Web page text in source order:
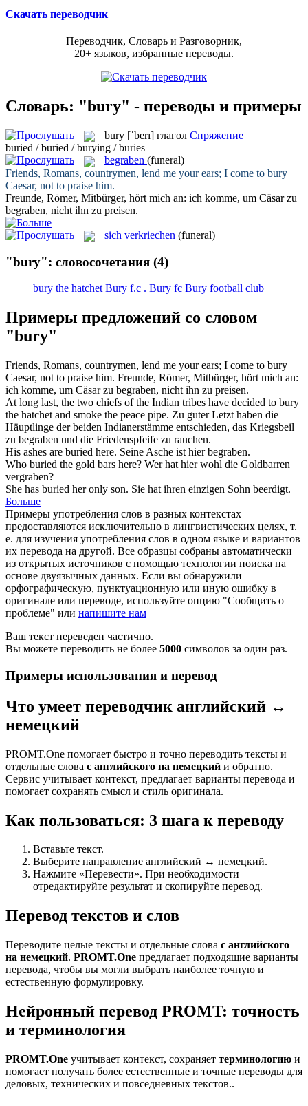
Скачать переводчик
Переводчик, Словарь и Разговорник,
20+ языков, избранные переводы.
Словарь: "bury" - переводы и примеры
bury [ˈberɪ] глагол Спряжение
buried / buried / burying / buries
begraben (funeral)
Friends, Romans, countrymen, lend me your ears; I come to bury
Caesar, not to praise him.
Freunde, Römer, Mitbürger, hört mich an: ich komme, um Cäsar zu
begraben, nicht ihn zu preisen.
sich verkriechen (funeral)
"bury": словосочетания (4)
bury the hatchet Bury f.c . Bury fc Bury football club
Примеры предложений со словом
"bury"
Friends, Romans, countrymen, lend me your ears; I come to bury
Caesar, not to praise him. Freunde, Römer, Mitbürger, hört mich an:
ich komme, um Cäsar zu begraben, nicht ihn zu preisen.
At long last, the two chiefs of the Indian tribes have decided to bury
the hatchet and smoke the peace pipe. Zu guter Letzt haben die
Häuptlinge der beiden Indianerstämme entschieden, das Kriegsbeil
zu begraben und die Friedenspfeife zu rauchen.
His ashes are buried here. Seine Asche ist hierbegraben.
Who buried the gold bars here? Wer hat hier wohl die Goldbarren
vergraben?
She has buried her only son. Sie hat ihren einzigen Sohn beerdigt.
Больше
Примеры употребления слов в разных контекстах
предоставляются исключительно в лингвистических целях, т.
е. для изучения употребления слов в одном языке и вариантов
их перевода на другой. Все образцы собраны автоматически
из открытых источников с помощью технологии поиска на
основе двуязычных данных. Если вы обнаружили
орфографическую, пунктуационную или иную ошибку в
оригинале или переводе, используйте опцию "Сообщить о
проблеме" или напишите нам
Ваш текст переведен частично.
Вы можете переводить не более 5000 символов за один раз.
Примеры использования и перевод
Что умеет переводчик английский ↔
немецкий
PROMT.One помогает быстро и точно переводить тексты и
отдельные слова с английского на немецкий и обратно.
Сервис учитывает контекст, предлагает варианты перевода и
помогает сохранять смысл и стиль оригинала.
Как пользоваться: 3 шага к переводу
Вставьте текст.
Выберите направление английский ↔ немецкий.
Нажмите «Перевести». При необходимости
отредактируйте результат и скопируйте перевод.
Перевод текстов и слов
Переводите целые тексты и отдельные слова с английского
на немецкий. PROMT.One предлагает подходящие варианты
перевода, чтобы вы могли выбрать наиболее точную и
естественную формулировку.
Нейронный перевод PROMT: точность
и терминология
PROMT.One учитывает контекст, сохраняет терминологию и
помогает получать более естественные и точные переводы для
деловых, технических и повседневных текстов..